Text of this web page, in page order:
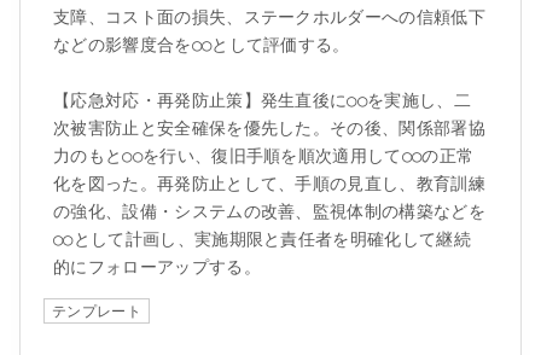
支障、コスト面の損失、ステークホルダーへの信頼低下
などの影響度合を○○として評価する。
【応急対応・再発防止策】発生直後に○○を実施し、二
次被害防止と安全確保を優先した。その後、関係部署協
力のもと○○を行い、復旧手順を順次適用して○○の正常
化を図った。再発防止として、手順の見直し、教育訓練
の強化、設備・システムの改善、監視体制の構築などを
○○として計画し、実施期限と責任者を明確化して継続
的にフォローアップする。
テンプレート